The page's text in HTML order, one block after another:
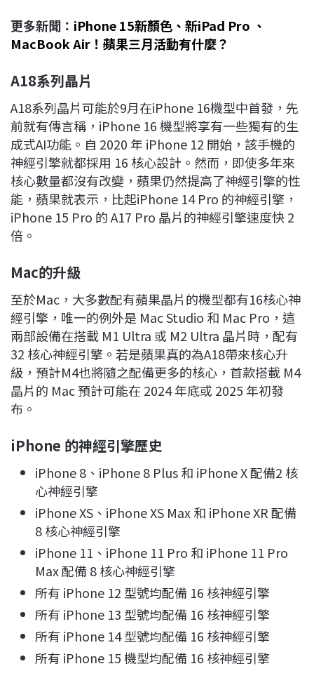
更多新聞： iPhone 15新顏色、新iPad Pro 、
MacBook Air！蘋果三月活動有什麼？
A18系列晶片
A18系列晶片可能於9月在iPhone 16機型中首發，先
前就有傳言稱，iPhone 16 機型將享有一些獨有的生
成式AI功能。自 2020 年 iPhone 12 開始，該手機的
神經引擎就都採用 16 核心設計。然而，即使多年來
核心數量都沒有改變，蘋果仍然提高了神經引擎的性
能，蘋果就表示，比起iPhone 14 Pro 的神經引擎，
iPhone 15 Pro 的 A17 Pro 晶片的神經引擎速度快 2
倍。
Mac的升級
至於Mac，大多數配有蘋果晶片的機型都有16核心神
經引擎，唯一的例外是 Mac Studio 和 Mac Pro，這
兩部設備在搭載 M1 Ultra 或 M2 Ultra 晶片時，配有
32 核心神經引擎。若是蘋果真的為A18帶來核心升
級，預計M4也將隨之配備更多的核心，首款搭載 M4
晶片的 Mac 預計可能在 2024 年底或 2025 年初發
布。
iPhone 的神經引擎歷史
iPhone 8、iPhone 8 Plus 和 iPhone X 配備2 核
心神經引擎
iPhone XS、iPhone XS Max 和 iPhone XR 配備
8 核心神經引擎
iPhone 11、iPhone 11 Pro 和 iPhone 11 Pro
Max 配備 8 核心神經引擎
所有 iPhone 12 型號均配備 16 核神經引擎
所有 iPhone 13 型號均配備 16 核神經引擎
所有 iPhone 14 型號均配備 16 核神經引擎
所有 iPhone 15 機型均配備 16 核神經引擎